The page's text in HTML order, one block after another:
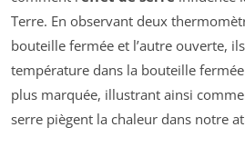
Terre. En observant deux
bouteille fermée et l’autre ouverte,
température dans la bouteille
plus marquée, illustrant ainsi
serre piègent la chaleur dans notre